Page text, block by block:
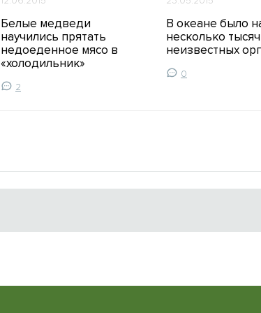
Белые медведи
научились прятать
недоеденное мясо в
«холодильник»
2
В океане было
несколько тысяч
неизвестных
0